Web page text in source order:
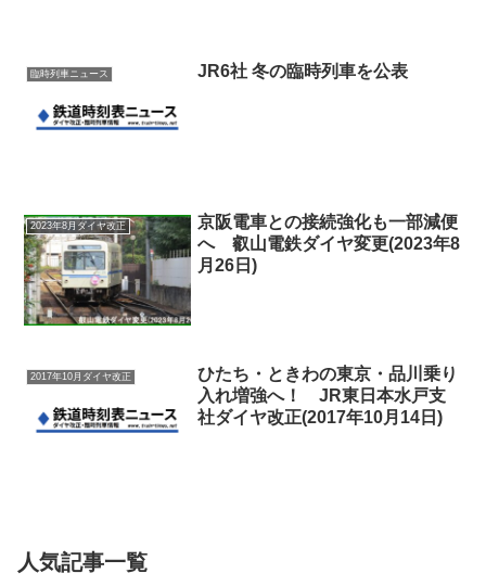
臨時列車ニュース JR6社 冬の臨時列車を公表
2023年8月ダイヤ改正
京阪電車との接続強化も一部減便
へ 叡山電鉄ダイヤ変更(2023年8
月26日)
2017年10月ダイヤ改正
ひたち・ときわの東京・品川乗り
入れ増強へ！ JR東日本水戸支
社ダイヤ改正(2017年10月14日)
人気記事一覧